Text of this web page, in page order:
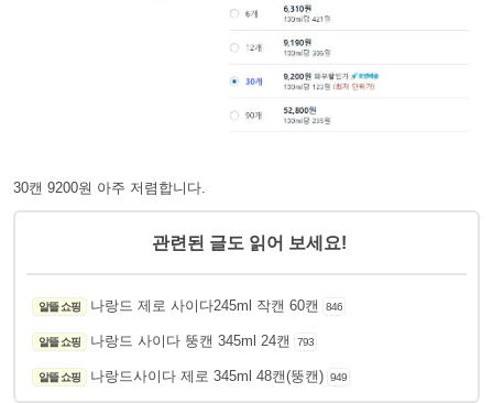
30캔 9200원 아주 저렴합니다.
관련된 글도 읽어 보세요!
알뜰 쇼핑 나랑드 제로 사이다245ml 작캔 60캔 846
알뜰 쇼핑 나랑드 사이다 뚱캔 345ml 24캔 793
알뜰 쇼핑 나랑드사이다 제로 345ml 48캔(뚱캔) 949